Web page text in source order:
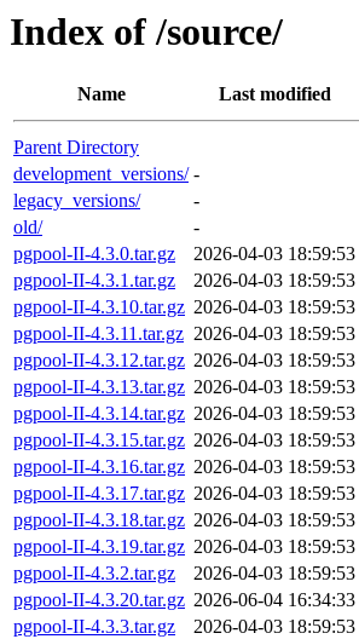
Index of /source/
Name Last modified
Parent Directory
development_versions/ -
legacy_versions/
-
old/
-
pgpool-II-4.3.0.tar.gz
2026-04-03 18:59:53
pgpool-II-4.3.1.tar.gz
2026-04-03 18:59:53
pgpool-II-4.3.10.tar.gz 2026-04-03 18:59:53
pgpool-II-4.3.11.tar.gz 2026-04-03 18:59:53
pgpool-II-4.3.12.tar.gz 2026-04-03 18:59:53
pgpool-II-4.3.13.tar.gz 2026-04-03 18:59:53
pgpool-II-4.3.14.tar.gz 2026-04-03 18:59:53
pgpool-II-4.3.15.tar.gz 2026-04-03 18:59:53
pgpool-II-4.3.16.tar.gz 2026-04-03 18:59:53
pgpool-II-4.3.17.tar.gz 2026-04-03 18:59:53
pgpool-II-4.3.18.tar.gz 2026-04-03 18:59:53
pgpool-II-4.3.19.tar.gz 2026-04-03 18:59:53
pgpool-II-4.3.2.tar.gz
2026-04-03 18:59:53
pgpool-II-4.3.20.tar.gz 2026-06-04 16:34:33
pgpool-II-4.3.3.tar.gz
2026-04-03 18:59:53